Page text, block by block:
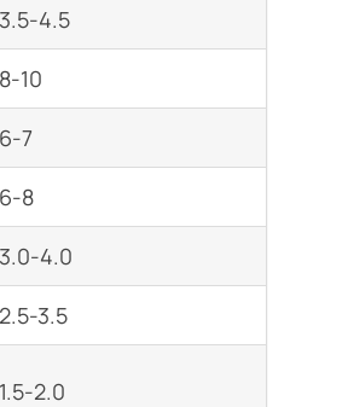
3.5-4.5
8-10
6-7
6-8
3.0-4.0
2.5-3.5
1.5-2.0